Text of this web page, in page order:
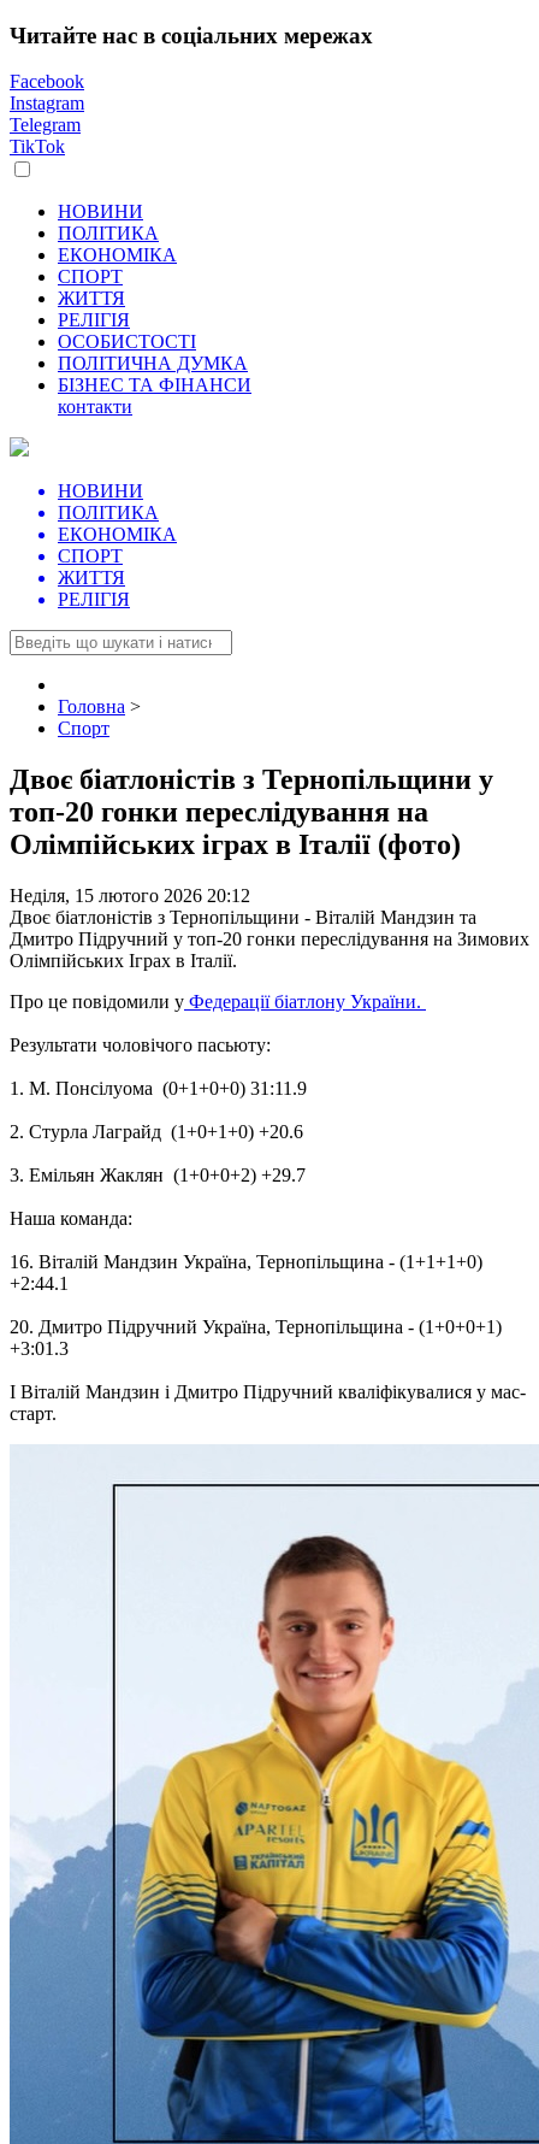
Читайте нас в соціальних мережах
Facebook
Instagram
Telegram
TikTok
НОВИНИ
ПОЛІТИКА
ЕКОНОМІКА
СПОРТ
ЖИТТЯ
РЕЛІГІЯ
ОСОБИСТОСТІ
ПОЛІТИЧНА ДУМКА
БІЗНЕС ТА ФІНАНСИ
контакти
НОВИНИ
ПОЛІТИКА
ЕКОНОМІКА
СПОРТ
ЖИТТЯ
РЕЛІГІЯ
Головна >
Спорт
Двоє біатлоністів з Тернопільщини у
топ-20 гонки переслідування на
Олімпійських іграх в Італії (фото)
Неділя, 15 лютого 2026 20:12
Двоє біатлоністів з Тернопільщини - Віталій Мандзин та
Дмитро Підручний у топ-20 гонки переслідування на Зимових
Олімпійських Іграх в Італії.
Про це повідомили у Федерації біатлону України.
Результати чоловічого пасьюту:
1. М. Понсілуома (0+1+0+0) 31:11.9
2. Стурла Лаграйд (1+0+1+0) +20.6
3. Емільян Жаклян (1+0+0+2) +29.7
Наша команда:
16. Віталій Мандзин Україна, Тернопільщина - (1+1+1+0)
+2:44.1
20. Дмитро Підручний Україна, Тернопільщина - (1+0+0+1)
+3:01.3
І Віталій Мандзин і Дмитро Підручний кваліфікувалися у мас-
старт.